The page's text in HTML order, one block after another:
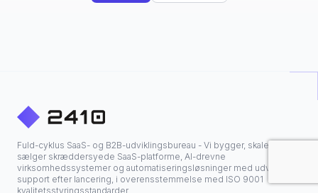
Fuld-cyklus SaaS- og B2B-udviklingsbureau - Vi bygger, skalerer og
sælger skræddersyede SaaS-platforme, AI-drevne
virksomhedssystemer og automatiseringsløsninger med udvidet
support efter lancering, i overensstemmelse med ISO 9001
kvalitetsstyringsstandarder.